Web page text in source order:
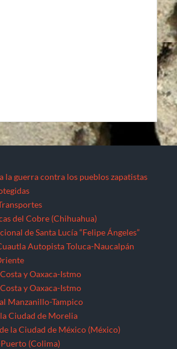
la guerra contra los pueblos zapatistas
del Cobre (Chihuahua)
de Santa Lucía “Felipe Ángeles”
Autopista Toluca-Naucalpán
y Oaxaca-Istmo
y Oaxaca-Istmo
Manzanillo-Tampico
Ciudad de Morelia
la Ciudad de México (México)
(Colima)